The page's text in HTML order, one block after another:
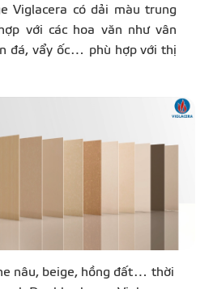
Viglacera có dải màu trung
với các hoa văn như vân
đá, vẩy ốc… phù hợp với thị
nâu, beige, hồng đất… thời